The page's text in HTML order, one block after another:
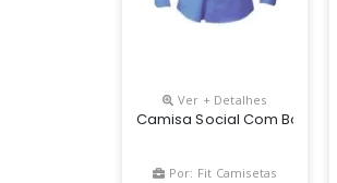
Ver + Detalhes
Camisa Social Com Bolso
Por: Fit Camisetas